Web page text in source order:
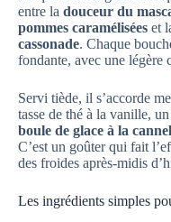
entre la douceur du
pommes caramélisées et
cassonade. Chaque
fondante, avec une légère
Servi tiède, il s’accorde
tasse de thé à la vanille,
boule de glace à la
C’est un goûter qui fait
des froides après-midis
Les ingrédients simples